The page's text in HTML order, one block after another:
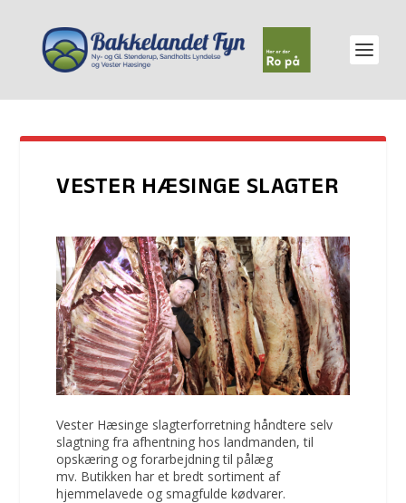
VESTER HÆSINGE SLAGTER
Vester Hæsinge slagterforretning håndtere selv
slagtning fra afhentning hos landmanden, til
opskæring og forarbejdning til pålæg
mv. Butikken har et bredt sortiment af
hjemmelavede og smagfulde kødvarer.